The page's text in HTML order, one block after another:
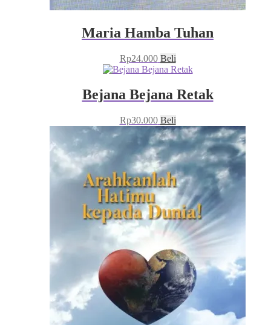
Maria Hamba Tuhan
Rp24.000 Beli
Bejana Bejana Retak
Rp30.000 Beli